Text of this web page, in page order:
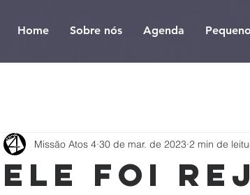
Home Sobre nós Agenda
Ele foi
Missão Atos 4 30 de mar. de 2023 2 min de